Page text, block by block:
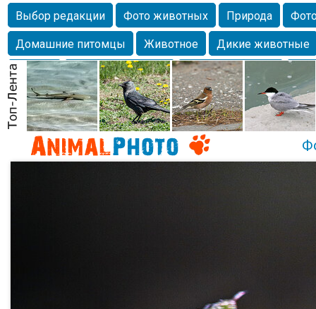
Выбор редакции Фото животных Природа
Домашние питомцы
Животное
Дикие животные
Собаки
Alexanderandronik Млекопитающие
Морда
Собачка Осень Портрет
Домашние
Насекомое
Коты Lebert Дикие птицы Утка